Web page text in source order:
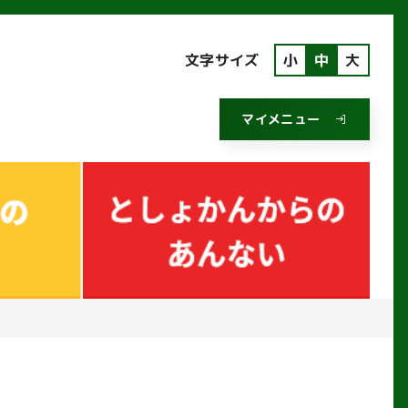
文字サイズ 小 中 大
マイメニュー